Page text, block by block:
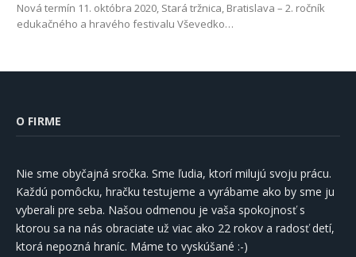
Nová termín 11. októbra 2020, Stará tržnica, Bratislava – 2. ročník
edukačného a hravého festivalu Vševedko…
O FIRME
Nie sme obyčajná sročka. Sme ľudia, ktorí milujú svoju prácu.
Každú pomôcku, hračku testujeme a vyrábame ako by sme ju
vyberali pre seba. Našou odmenou je vaša spokojnosť s
ktorou sa na nás obraciate už viac ako 22 rokov a radosť detí,
ktorá nepozná hraníc. Máme to vyskúšané :-)